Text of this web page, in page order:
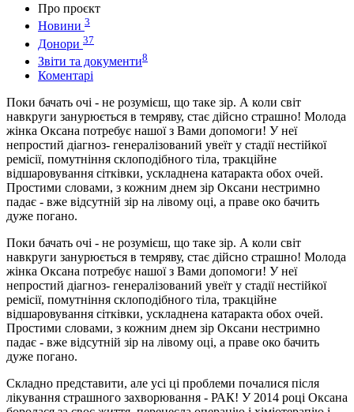
Про проєкт
Новини 3
Донори 37
Звіти та документи8
Коментарі
Поки бачать очі - не розумієш, що таке зір. А коли світ
навкруги занурюється в темряву, стає дійсно страшно! Молода
жінка Оксана потребує нашої з Вами допомоги! У неї
непростий діагноз- генералізований увеїт у стадії нестійкої
ремісії, помутніння склоподібного тіла, тракційне
відшаровування сітківки, ускладнена катаракта обох очей.
Простими словами, з кожним днем зір Оксани нестримно
падає - вже відсутній зір на лівому оці, а праве око бачить
дуже погано.
Поки бачать очі - не розумієш, що таке зір. А коли світ
навкруги занурюється в темряву, стає дійсно страшно! Молода
жінка Оксана потребує нашої з Вами допомоги! У неї
непростий діагноз- генералізований увеїт у стадії нестійкої
ремісії, помутніння склоподібного тіла, тракційне
відшаровування сітківки, ускладнена катаракта обох очей.
Простими словами, з кожним днем зір Оксани нестримно
падає - вже відсутній зір на лівому оці, а праве око бачить
дуже погано.
Складно представити, але усі ці проблеми почалися після
лікування страшного захворювання - РАК! У 2014 році Оксана